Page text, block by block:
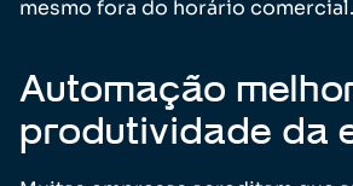
mesmo fora do horário comercial.
Automação
produtividade da